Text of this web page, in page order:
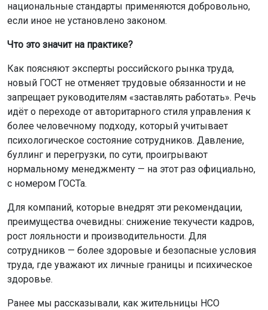
национальные стандарты применяются добровольно,
если иное не установлено законом.
Что это значит на практике?
Как поясняют эксперты российского рынка труда,
новый ГОСТ не отменяет трудовые обязанности и не
запрещает руководителям «заставлять работать». Речь
идёт о переходе от авторитарного стиля управления к
более человечному подходу, который учитывает
психологическое состояние сотрудников. Давление,
буллинг и перегрузки, по сути, проигрывают
нормальному менеджменту — на этот раз официально,
с номером ГОСТа.
Для компаний, которые внедрят эти рекомендации,
преимущества очевидны: снижение текучести кадров,
рост лояльности и производительности. Для
сотрудников — более здоровые и безопасные условия
труда, где уважают их личные границы и психическое
здоровье.
Ранее мы рассказывали, как жительницы НСО